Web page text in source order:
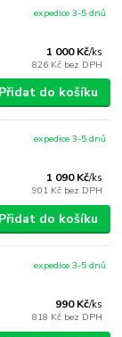
1 000 Kč/ks
826 Kč bez DPH
expedice 3-5 dnů
Přidat do košíku
1 090 Kč/ks
901 Kč bez DPH
expedice 3-5 dnů
Přidat do košíku
990 Kč/ks
818 Kč bez DPH
expedice 3-5 dnů